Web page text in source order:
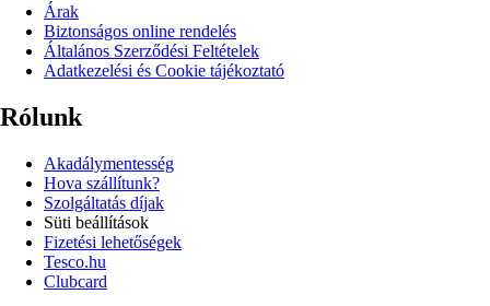
Árak
Biztonságos online rendelés
Általános Szerződési Feltételek
Adatkezelési és Cookie tájékoztató
Rólunk
Akadálymentesség
Hova szállítunk?
Szolgáltatás díjak
Süti beállítások
Fizetési lehetőségek
Tesco.hu
Clubcard